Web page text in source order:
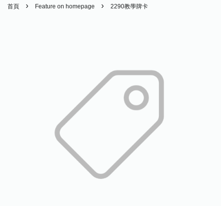
首頁 › Feature on homepage › 2290教學牌卡